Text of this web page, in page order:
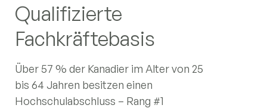
Qualifizierte
Fachkräftebasis
Über 57 % der Kanadier im Alter von 25
bis 64 Jahren besitzen einen
Hochschulabschluss – Rang #1